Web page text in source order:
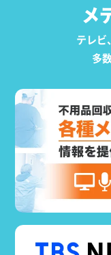
メ
テレビ
多